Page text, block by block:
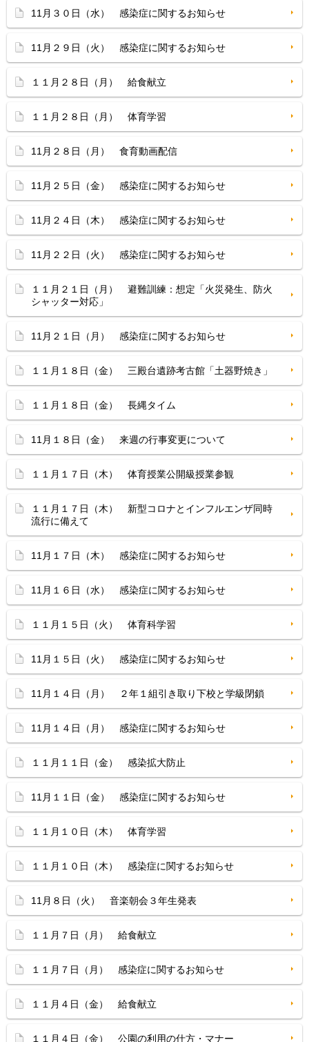
11月３０日（水） 感染症に関するお知らせ
11月２９日（火） 感染症に関するお知らせ
１１月２８日（月） 給食献立
１１月２８日（月） 体育学習
11月２８日（月） 食育動画配信
11月２５日（金） 感染症に関するお知らせ
11月２４日（木） 感染症に関するお知らせ
11月２２日（火） 感染症に関するお知らせ
１１月２１日（月） 避難訓練：想定「火災発生、防火
シャッター対応」
11月２１日（月） 感染症に関するお知らせ
１１月１８日（金） 三殿台遺跡考古館「土器野焼き」
１１月１８日（金） 長縄タイム
11月１８日（金） 来週の行事変更について
１１月１７日（木） 体育授業公開級授業参観
１１月１７日（木） 新型コロナとインフルエンザ同時
流行に備えて
11月１７日（木） 感染症に関するお知らせ
11月１６日（水） 感染症に関するお知らせ
１１月１５日（火） 体育科学習
11月１５日（火） 感染症に関するお知らせ
11月１４日（月） ２年１組引き取り下校と学級閉鎖
11月１４日（月） 感染症に関するお知らせ
１１月１１日（金） 感染拡大防止
11月１１日（金） 感染症に関するお知らせ
１１月１０日（木） 体育学習
１１月１０日（木） 感染症に関するお知らせ
11月８日（火） 音楽朝会３年生発表
１１月７日（月） 給食献立
１１月７日（月） 感染症に関するお知らせ
１１月４日（金） 給食献立
１１月４日（金） 公園の利用の仕方・マナー